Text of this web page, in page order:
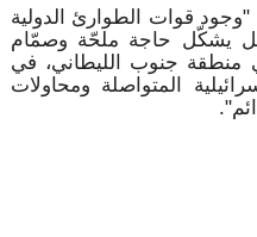
قوات الطوارئ الدولية
يشكّل حاجة ملحّة وصمّام
منطقة جنوب الليطاني، في
المتواصلة ومحاولات